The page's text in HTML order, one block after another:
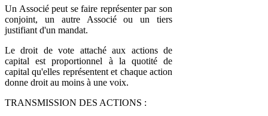
Un Associé peut se faire représenter par son
conjoint, un autre Associé ou un tiers
justifiant d'un mandat.
Le droit de vote attaché aux actions de
capital est proportionnel à la quotité de
capital qu'elles représentent et chaque action
donne droit au moins à une voix.
TRANSMISSION DES ACTIONS :